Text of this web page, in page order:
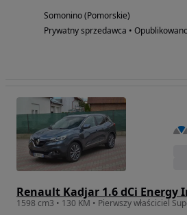
Somonino (Pomorskie)
Prywatny sprzedawca •
Renault Kadjar 1.6 dCi Energy